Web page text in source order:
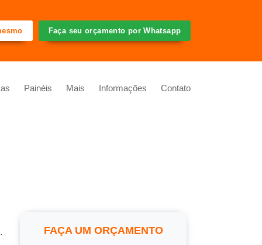
Faça seu orçamento por Whatsapp
Painéis Mais Informações Contato
FAÇA UM ORÇAMENTO